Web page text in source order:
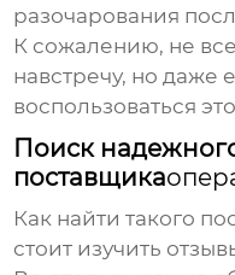
разочарования
К сожалению, не
навстречу, но даже
воспользоваться
Поиск
поставщика
Как найти такого
стоит изучить